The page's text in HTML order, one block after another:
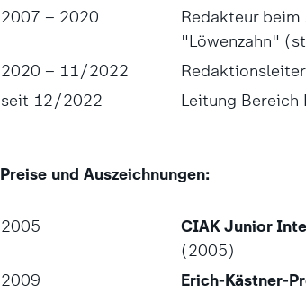
2007 – 2020
Redakteur
"Löwenzahn"
2020 – 11/2022
seit 12/2022
Leitung
Preise und Auszeichnungen:
2005 CIAK Junior
(2005)
2009
Erich-Kästner-